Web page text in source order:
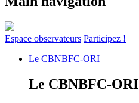
Espace observateurs Participez !
Le CBNBFC-ORI
Le CBNBFC-ORI